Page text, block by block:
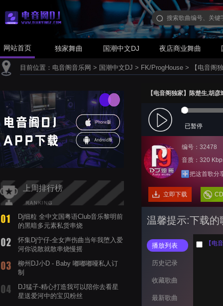
网站首页 独家舞曲 国潮中文DJ 夜店商业舞曲
目前位置： 电音阁音乐网 > 国潮中文DJ > FK/ProgHouse > 【电音阁
上周排行榜
Dj细粒 全中文国粤语Club音乐黎明前
的黑暗多元素私货串烧
怀集Dj宁仔-全女声伤曲当年我堕入爱
河你说散就散串烧慢摇
柳州DJ小D - Baby 嘟嘟嘟哑私人订
制
DJ猛子-精心打造我可以陪你去看星
星送爱河中的宝贝粉丝
【电音阁独家】陈楚生,胡
已暂停
编号：32478
音质：320
把这首歌分
立即下载
温馨提示:下载的
播放列表
历史记录
收藏歌曲
最新歌曲
【电